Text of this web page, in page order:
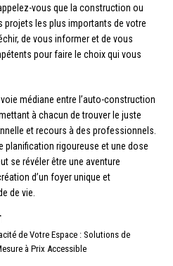
vous que la construction ou
projets les plus importants de votre
de vous informer et de vous
pour faire le choix qui vous
médiane entre l’auto-construction
à chacun de trouver le juste
et recours à des professionnels.
planification rigoureuse et une dose
se révéler être une aventure
d’un foyer unique et
de vie.
de Votre Espace : Solutions de
à Prix Accessible